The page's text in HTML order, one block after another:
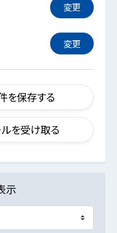
変更
変更
を保存する
を受け取る
示